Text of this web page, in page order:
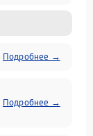
Подробнее →
Подробнее →